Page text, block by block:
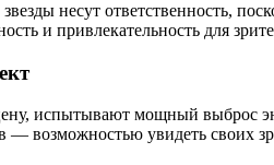
несут ответственность,
и привлекательность для
испытывают мощный выброс
— возможностью увидеть своих